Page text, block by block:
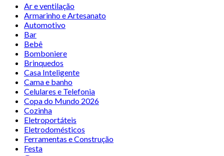
Ar e ventilação
Armarinho e Artesanato
Automotivo
Bar
Bebê
Bomboniere
Brinquedos
Casa Inteligente
Cama e banho
Celulares e Telefonia
Copa do Mundo 2026
Cozinha
Eletroportáteis
Eletrodomésticos
Ferramentas e Construção
Festa